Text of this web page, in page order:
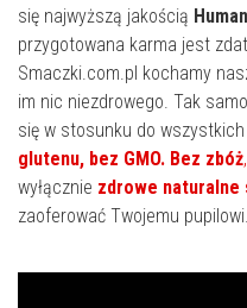
się najwyższą jakością
przygotowana karma jest
Smaczki.com.pl kochamy
im nic niezdrowego. Tak
się w stosunku do
glutenu, bez GMO. Bez zbóż,
wyłącznie zdrowe naturalne
zaoferować Twojemu pupilowi.